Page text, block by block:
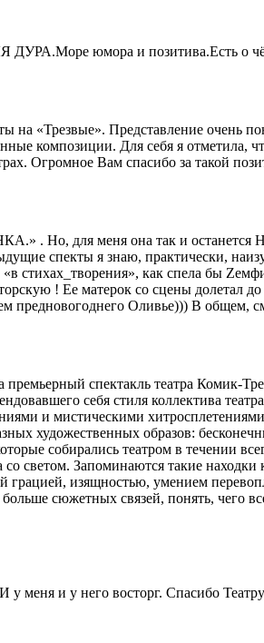
ДУРА.Море юмора и позитива.Есть о
на «Трезвые». Представление очень
композиции. Для себя я отметила,
Огромное Вам спасибо за такой
Но, для меня она так и останется
спекты я знаю, практически,
стихах_творения», как спела бы
! Ее матерок со сцены долетал
предновогоднего Оливье))) В общем,
премьерный спектакль театра
себя стиля коллектива
и мистическими
художественных образов:
собирались театром в течении
со светом. Запоминаются такие
грацией, изящностью, умением
больше сюжетных связей, понять,
меня и у него восторг. Спасибо